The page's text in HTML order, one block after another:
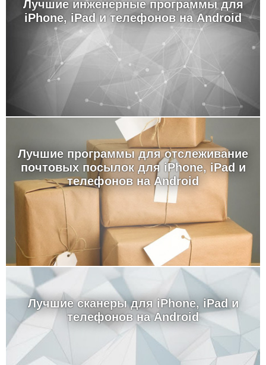
Лучшие инженерные программы для
iPhone, iPad и телефонов на Android
Лучшие программы для отслеживание
почтовых посылок для iPhone, iPad и
телефонов на Android
Лучшие сканеры для iPhone, iPad и
телефонов на Android